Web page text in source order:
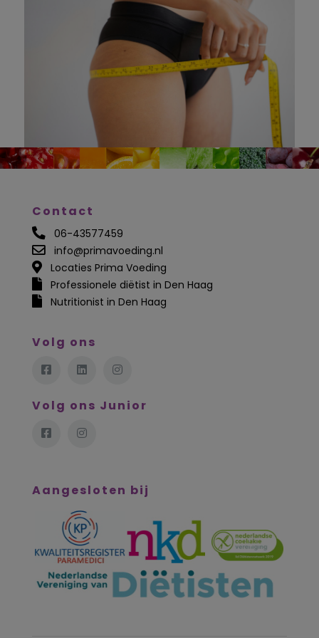
Contact
06-43577459
info@primavoeding.nl
Locaties Prima Voeding
Professionele diëtist in Den Haag
Nutritionist in Den Haag
Volg ons
Volg ons Junior
Aangesloten bij